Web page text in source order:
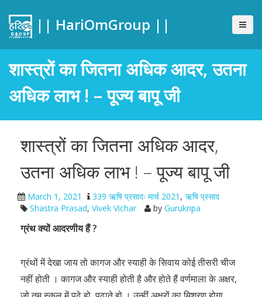
|| HariOmGroup ||
शास्त्रों का जितना अधिक आदर, उतना
अधिक लाभ ! – पूज्य बापू जी
शास्त्रों का जितना अधिक आदर,
उतना अधिक लाभ ! – पूज्य बापू जी
March 1, 2021 339 ऋषि प्रसादः मार्च 2021 , ऋषि प्रसाद
Shastra Prasad, Vivek Vichar by Gurukripa
ग्रंथ क्यों आदरणीय हैं ?
ग्रंथों में देखा जाय तो कागज और स्याही के सिवाय कोई तीसरी चीज
नहीं होती । कागज और स्याही होती है और होते हैं वर्णमाला के अक्षर,